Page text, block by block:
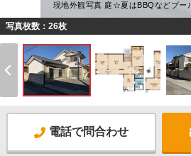
現地外観写真 庭☆夏はBBQなどプー
写真枚数：26枚
電話で問合わせ